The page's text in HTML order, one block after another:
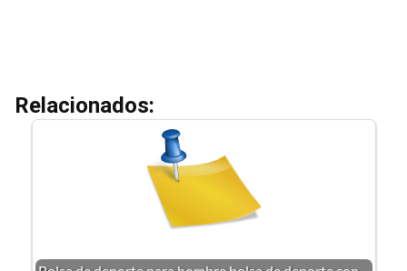
Relacionados: